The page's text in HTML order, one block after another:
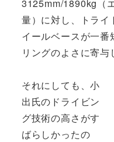
3125mm/1890kg（
量）に対し、トラ
イールベースが一
リングのよさに寄与
それにしても、小
出氏のドライビン
グ技術の高さがす
ばらしかったの